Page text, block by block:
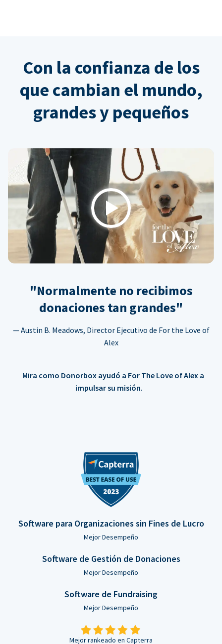
Con la confianza de los
que cambian el mundo,
grandes y pequeños
Play
"Normalmente no recibimos
donaciones tan grandes"
— Austin B. Meadows, Director Ejecutivo de For the Love of
Alex
Mira como Donorbox ayudó a For The Love of Alex a
impulsar su misión.
Software para Organizaciones sin Fines de Lucro
Mejor Desempeño
Software de Gestión de Donaciones
Mejor Desempeño
Software de Fundraising
Mejor Desempeño
Mejor rankeado en Capterra